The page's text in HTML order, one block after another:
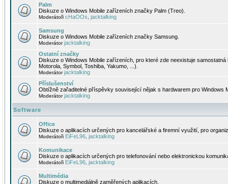
Palm
Diskuze o Windows Mobile zařízeních značky Palm (Treo).
Moderátoři cHaOOs jacktalking
Samsung
Diskuze o Windows Mobile zařízeních značky Samsung.
Moderátorjacktalking
Ostatní značky
Diskuze o Windows Mobile zařízeních, pro které zde neexistuje
Motorola, Symbol, Toshiba, Yakumo, ...).
Moderátorjacktalking
Příslušenství
Obtížně zařaditelné příspěvky související nějak s hardwarem pro Windows
Moderátorjacktalking
Software
Office
Diskuze o aplikacích určených pro kancelářské a firemní využití, pro
Moderátoři EiFeL96 jacktalking
Komunikace
Diskuze o aplikacích určených pro telefonování nebo elektronickou
Moderátoři EiFeL96 jacktalking
Multimédia
Diskuze o multimediálně zaměřených aplikacích.